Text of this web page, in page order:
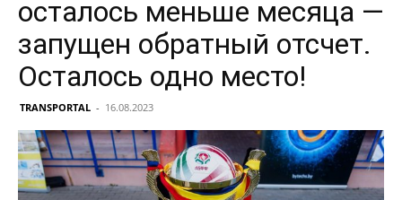
осталось меньше месяца —
запущен обратный отсчет.
Осталось одно место!
TRANSPORTAL - 16.08.2023